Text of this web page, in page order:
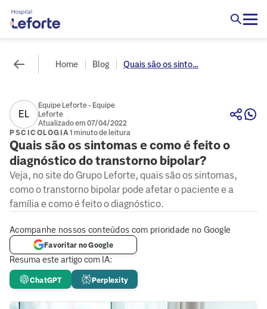
Home Blog Quais são os sinto...
EL
Equipe Leforte - Equipe
Leforte
Atualizado em 07/04/2022
PSCICOLOGIA1 minuto de leitura
Quais são os sintomas e como é feito o
diagnóstico do transtorno bipolar?
Veja, no site do Grupo Leforte, quais são os sintomas,
como o transtorno bipolar pode afetar o paciente e a
família e como é feito o diagnóstico.
Resuma este artigo com IA:
ChatGPT Perplexity
Acompanhe nossos conteúdos com prioridade no Google
Favoritar no Google